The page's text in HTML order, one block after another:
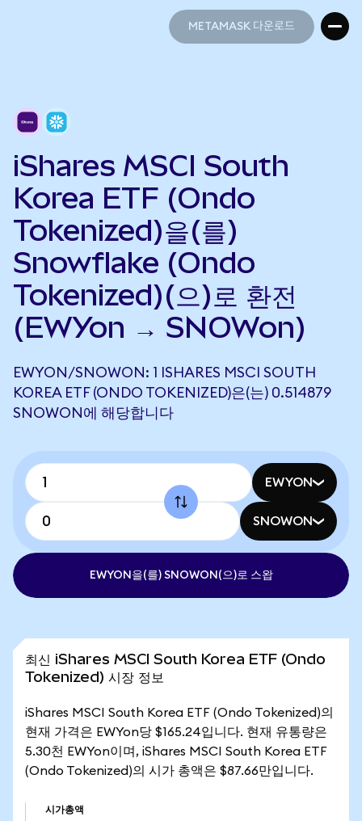
METAMASK 다운로드
iShares MSCI South
Korea ETF (Ondo
Tokenized)을(를)
Snowflake (Ondo
Tokenized)(으)로 환전
(EWYon → SNOWon)
EWYON/SNOWON: 1 ISHARES MSCI SOUTH
KOREA ETF (ONDO TOKENIZED)은(는) 0.514879
SNOWON에 해당합니다
EWYON
SNOWON
EWYON을(를) SNOWON(으)로 스왑
최신 iShares MSCI South Korea ETF (Ondo
Tokenized) 시장 정보
iShares MSCI South Korea ETF (Ondo Tokenized)의
현재 가격은 EWYon당 $165.24입니다. 현재 유통량은
5.30천 EWYon이며, iShares MSCI South Korea ETF
(Ondo Tokenized)의 시가 총액은 $87.66만입니다.
시가총액